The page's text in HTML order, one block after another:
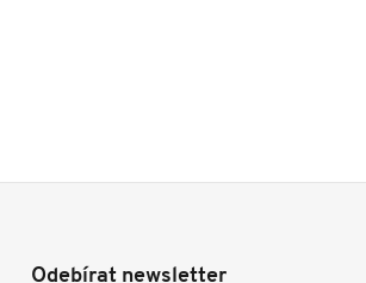
Odebírat newsletter